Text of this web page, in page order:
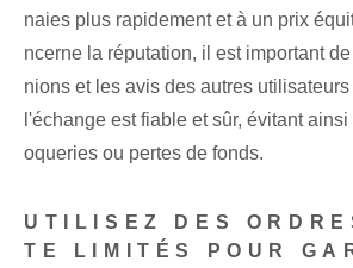
naies plus rapidement et à un prix
ncerne la réputation, il est important
nions et les avis des autres
l'échange est fiable et sûr, évitant
oqueries ou pertes de fonds.
UTILISEZ DES
TE LIMITÉS POUR